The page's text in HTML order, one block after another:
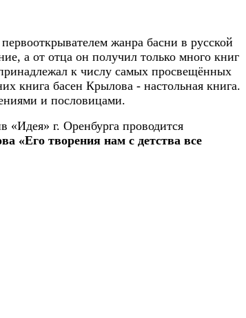
жанра басни в русской
а от отца он получил только много книг
к числу самых просвещённых
книга басен Крылова - настольная книга.
и пословицами.
г. Оренбурга проводится
«Его творения нам с детства все